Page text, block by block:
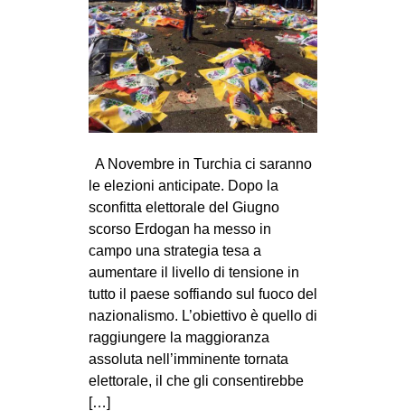
A Novembre in Turchia ci saranno
le elezioni anticipate. Dopo la
sconfitta elettorale del Giugno
scorso Erdogan ha messo in
campo una strategia tesa a
aumentare il livello di tensione in
tutto il paese soffiando sul fuoco del
nazionalismo. L’obiettivo è quello di
raggiungere la maggioranza
assoluta nell’imminente tornata
elettorale, il che gli consentirebbe
[…]